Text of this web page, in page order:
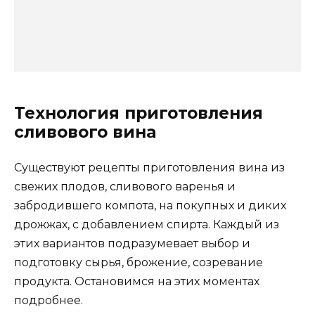
Технология приготовления
сливового вина
Существуют рецепты приготовления вина из
свежих плодов, сливового варенья и
забродившего компота, на покупных и диких
дрожжах, с добавлением спирта. Каждый из
этих вариантов подразумевает выбор и
подготовку сырья, брожение, созревание
продукта. Остановимся на этих моментах
подробнее.